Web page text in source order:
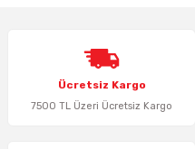
Ürün resmi kalitesiz, bozuk
Ürün açıklamasında eksik
Ürün bilgilerinde hatalar
Ücretsiz Kargo
7500 TL Üzeri Ücretsiz Kargo